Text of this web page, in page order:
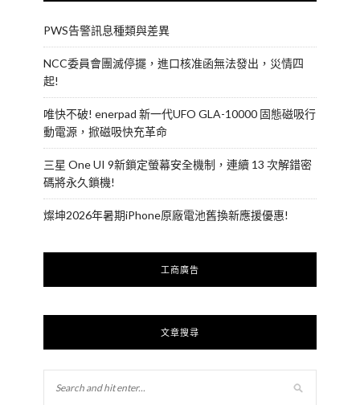
PWS告警訊息種類與差異
NCC委員會團滅停擺，進口核准函無法發出，災情四
起!
唯快不破! enerpad 新一代UFO GLA-10000 固態磁吸行
動電源，掀磁吸快充革命
三星 One UI 9新鎖定螢幕安全機制，連續 13 次解錯密
碼將永久鎖機!
燦坤2026年暑期iPhone原廠電池舊換新應援優惠!
工商廣告
文章搜尋